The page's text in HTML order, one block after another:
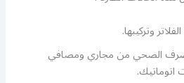
وتركيبها.
الصحي من مجاري ومصافي
اتوماتيك.